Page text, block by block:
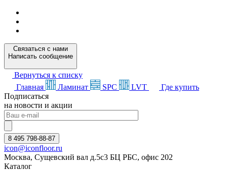
Связаться с нами
Написать сообщение
Вернуться к списку
Главная
Ламинат SPC LVT
Где купить
Подписаться
на новости и акции
8 495 798-88-87
icon@iconfloor.ru
Москва, Сущевский вал д.5с3 БЦ РБС, офис 202
Каталог